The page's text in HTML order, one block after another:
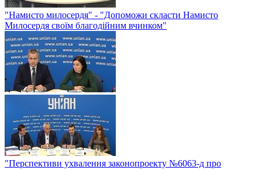
"Намисто милосердя" - "Допоможи скласти Намисто
Милосердя своїм благодійним вчинком"
"Перспективи ухвалення законопроекту №6063-д про